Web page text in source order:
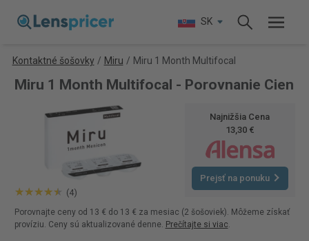
SK
Kontaktné šošovky / Miru / Miru 1 Month Multifocal
Miru 1 Month Multifocal - Porovnanie Cien
(4)
Najnižšia Cena
13,30 €
Prejsť na ponuku
Porovnajte ceny od 13 € do 13 € za mesiac (2 šošoviek). Môžeme získať
províziu. Ceny sú aktualizované denne. Prečítajte si viac.